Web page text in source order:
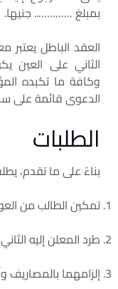
بمبلغ ………….. جنيها.
العقد الباطل يعتبر
الثاني على العين
وكافة ما تكبده
الدعوى قائمة على
الطلبات
بناءً على ما تقدم،
تمكين الطالب من
طرد المعلن إليه
إلزامهما بالمصاريف